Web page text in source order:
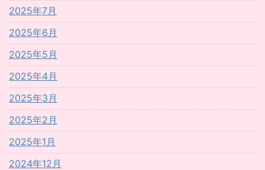
2025年7月
2025年6月
2025年5月
2025年4月
2025年3月
2025年2月
2025年1月
2024年12月